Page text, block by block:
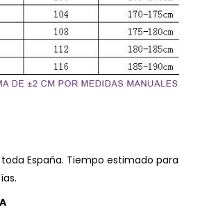
España. Tiempo estimado para